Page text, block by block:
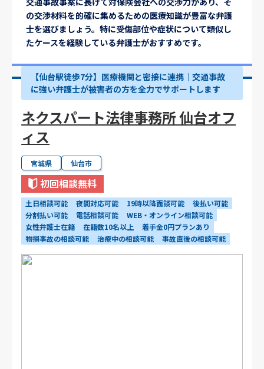
の交渉材料を的確に集めるための医療知識が豊富な弁護
士を選びましょう。特に受傷部位や症状について類似し
たケースを経験している弁護士がおすすめです。
【仙台駅徒歩7分】医療機関と密接に連携｜交通事故
に強い弁護士が被害者の方を全力でサポートします
ネクスパート法律事務所 仙台オフ
ィス
宮城県 仙台市
初回相談無料
土日相談可能 夜間対応可能 19時以降面談可能
後払い可能
分割払い可能
電話相談可能
WEB・オンライン相談可能
女性弁護士在籍
在籍数10名以上
着手金0円プランあり
物損事故の相談可能
治療中の相談可能 事故直後の相談可能